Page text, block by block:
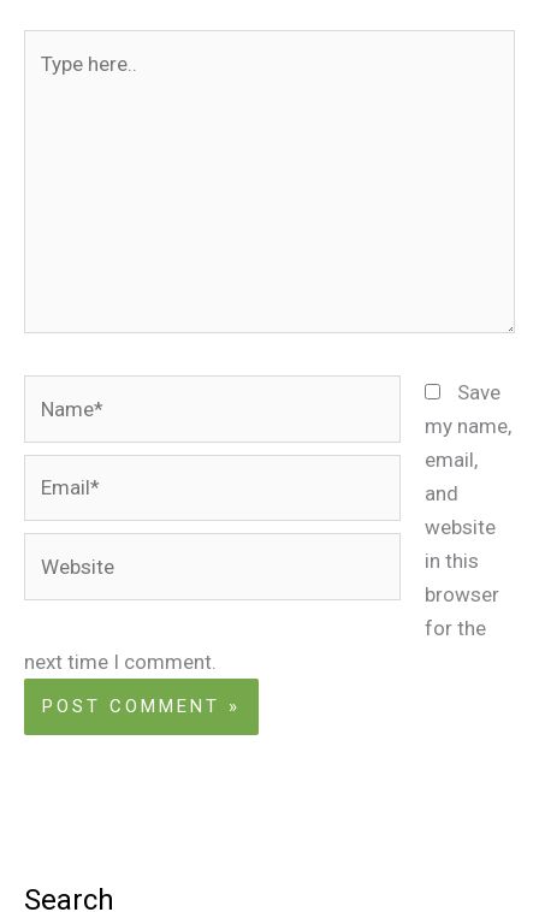
here..
Save
my name,
email,
and
website
in this
browser
for the
next time I comment.
Search